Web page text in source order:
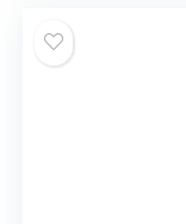
Schildkröten und
Reptilien als